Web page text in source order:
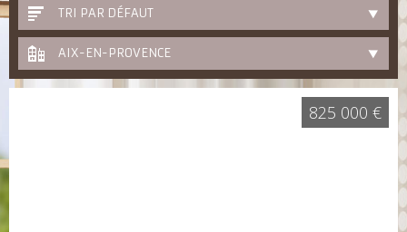
TRI PAR DÉFAUT
AIX-EN-PROVENCE
825 000 €